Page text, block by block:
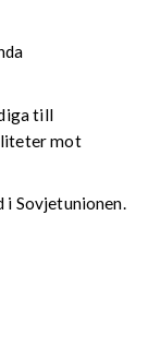
till
mot
i Sovjetunionen.